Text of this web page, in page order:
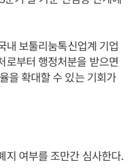
내 보툴리눔톡신업계 기업
로부터 행정처분을 받으면
을 확대할 수 있는 기회가
지 여부를 조만간 심사한다.